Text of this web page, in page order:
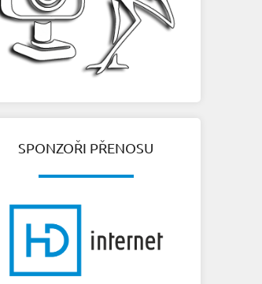
SPONZOŘI PŘENOSU